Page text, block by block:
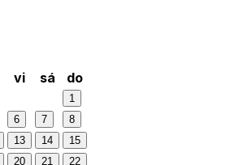
vi sá do
1
6 7
8
13 14
15
20 21
22